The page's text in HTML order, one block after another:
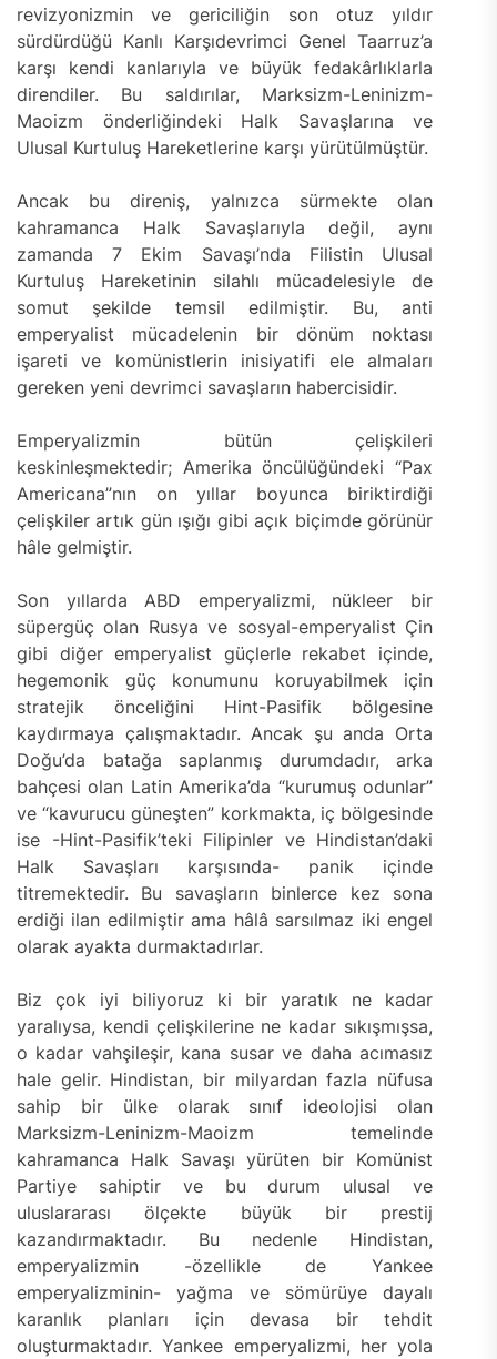
revizyonizmin ve gericiliğin son otuz yıldır
sürdürdüğü Kanlı Karşıdevrimci Genel Taarruz’a
karşı kendi kanlarıyla ve büyük fedakârlıklarla
direndiler. Bu saldırılar, Marksizm-Leninizm-
Maoizm önderliğindeki Halk Savaşlarına ve
Ulusal Kurtuluş Hareketlerine karşı yürütülmüştür.
Ancak bu direniş, yalnızca sürmekte olan
kahramanca Halk Savaşlarıyla değil, aynı
zamanda 7 Ekim Savaşı’nda Filistin Ulusal
Kurtuluş Hareketinin silahlı mücadelesiyle de
somut şekilde temsil edilmiştir. Bu, anti
emperyalist mücadelenin bir dönüm noktası
işareti ve komünistlerin inisiyatifi ele almaları
gereken yeni devrimci savaşların habercisidir.
Emperyalizmin bütün çelişkileri
keskinleşmektedir; Amerika öncülüğündeki “Pax
Americana”nın on yıllar boyunca biriktirdiği
çelişkiler artık gün ışığı gibi açık biçimde görünür
hâle gelmiştir.
Son yıllarda ABD emperyalizmi, nükleer bir
süpergüç olan Rusya ve sosyal-emperyalist Çin
gibi diğer emperyalist güçlerle rekabet içinde,
hegemonik güç konumunu koruyabilmek için
stratejik önceliğini Hint-Pasifik bölgesine
kaydırmaya çalışmaktadır. Ancak şu anda Orta
Doğu’da batağa saplanmış durumdadır, arka
bahçesi olan Latin Amerika’da “kurumuş odunlar”
ve “kavurucu güneşten” korkmakta, iç bölgesinde
ise -Hint-Pasifik’teki Filipinler ve Hindistan’daki
Halk Savaşları karşısında- panik içinde
titremektedir. Bu savaşların binlerce kez sona
erdiği ilan edilmiştir ama hâlâ sarsılmaz iki engel
olarak ayakta durmaktadırlar.
Biz çok iyi biliyoruz ki bir yaratık ne kadar
yaralıysa, kendi çelişkilerine ne kadar sıkışmışsa,
o kadar vahşileşir, kana susar ve daha acımasız
hale gelir. Hindistan, bir milyardan fazla nüfusa
sahip bir ülke olarak sınıf ideolojisi olan
Marksizm-Leninizm-Maoizm temelinde
kahramanca Halk Savaşı yürüten bir Komünist
Partiye sahiptir ve bu durum ulusal ve
uluslararası ölçekte büyük bir prestij
kazandırmaktadır. Bu nedenle Hindistan,
emperyalizmin -özellikle de Yankee
emperyalizminin- yağma ve sömürüye dayalı
karanlık planları için devasa bir tehdit
oluşturmaktadır. Yankee emperyalizmi, her yola